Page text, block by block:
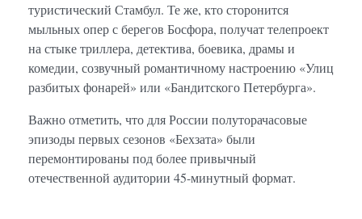
туристический Стамбул. Те же, кто сторонится
мыльных опер с берегов Босфора, получат телепроект
на стыке триллера, детектива, боевика, драмы и
комедии, созвучный романтичному настроению «Улиц
разбитых фонарей» или «Бандитского Петербурга».
Важно отметить, что для России полуторачасовые
эпизоды первых сезонов «Бехзата» были
перемонтированы под более привычный
отечественной аудитории 45-минутный формат.